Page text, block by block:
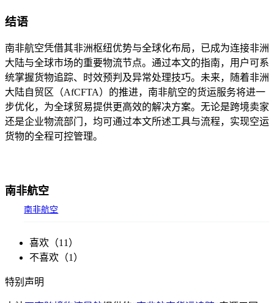
结语
南非航空凭借其非洲枢纽优势与全球化布局，已成为连接非洲
大陆与全球市场的重要物流节点。通过本文的指南，用户可系
统掌握货物追踪、时效预判及异常处理技巧。未来，随着非洲
大陆自贸区（AfCFTA）的推进，南非航空的货运服务将进一
步优化，为全球贸易提供更高效的解决方案。无论是跨境卖家
还是企业物流部门，均可通过本文所述工具与流程，实现空运
货物的全程可控管理。
南非航空
南非航空
喜欢（11 ）
不喜欢（1 ）
特别声明